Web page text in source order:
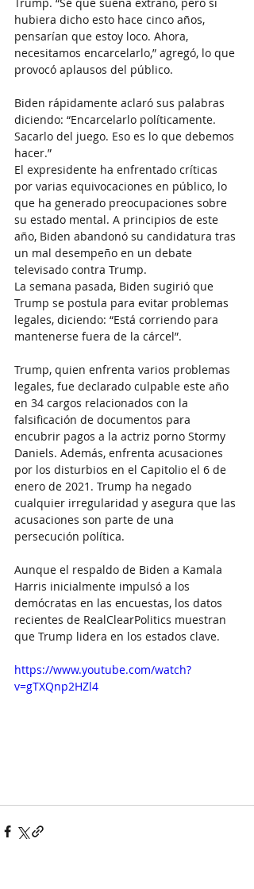
hubiera dicho esto hace cinco años,
pensarían que estoy loco. Ahora,
necesitamos encarcelarlo,” agregó, lo que
provocó aplausos del público.
Biden rápidamente aclaró sus palabras
diciendo: “Encarcelarlo políticamente.
Sacarlo del juego. Eso es lo que debemos
hacer.”
El expresidente ha enfrentado críticas
por varias equivocaciones en público, lo
que ha generado preocupaciones sobre
su estado mental. A principios de este
año, Biden abandonó su candidatura tras
un mal desempeño en un debate
televisado contra Trump.
La semana pasada, Biden sugirió que
Trump se postula para evitar problemas
legales, diciendo: “Está corriendo para
mantenerse fuera de la cárcel”.
Trump, quien enfrenta varios problemas
legales, fue declarado culpable este año
en 34 cargos relacionados con la
falsificación de documentos para
encubrir pagos a la actriz porno Stormy
Daniels. Además, enfrenta acusaciones
por los disturbios en el Capitolio el 6 de
enero de 2021. Trump ha negado
cualquier irregularidad y asegura que las
acusaciones son parte de una
persecución política.
Aunque el respaldo de Biden a Kamala
Harris inicialmente impulsó a los
demócratas en las encuestas, los datos
recientes de RealClearPolitics muestran
que Trump lidera en los estados clave.
https://www.youtube.com/watch?
v=gTXQnp2HZl4